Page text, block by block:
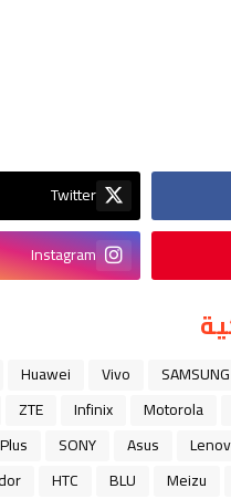
Twitter
Instagram
SAMSUNG
Vivo
Huawei
Motorola
Infinix
ZTE
Asus
SONY
Meizu
BLU
HTC